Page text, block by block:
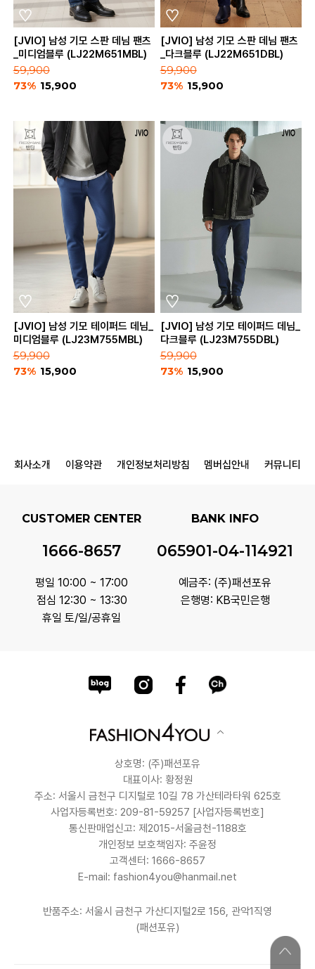
[JVIO] 남성 기모 스판 데님 팬츠
_미디엄블루 (LJ22M651MBL)
59,900
73% 15,900
[JVIO] 남성 기모 스판 데님 팬츠
_다크블루 (LJ22M651DBL)
59,900
73% 15,900
[JVIO] 남성 기모 테이퍼드 데님_
미디엄블루 (LJ23M755MBL)
59,900
73% 15,900
[JVIO] 남성 기모 테이퍼드 데님_
다크블루 (LJ23M755DBL)
59,900
73% 15,900
회사소개 이용약관 개인정보처리방침 멤버십안내 커뮤니티
CUSTOMER CENTER
1666-8657
평일 10:00 ~ 17:00
점심 12:30 ~ 13:30
휴일 토/일/공휴일
BANK INFO
065901-04-114921
예금주: (주)패션포유
은행명: KB국민은행
상호명: (주)패션포유
대표이사: 황정원
주소: 서울시 금천구 디지털로 10길 78 가산테라타워 625호
사업자등록번호: 209-81-59257 [사업자등록번호]
통신판매업신고: 제2015-서울금천-1188호
개인정보 보호책임자: 주윤정
고객센터: 1666-8657
E-mail: fashion4you@hanmail.net
반품주소: 서울시 금천구 가산디지털2로 156, 관악1직영
(패션포유)